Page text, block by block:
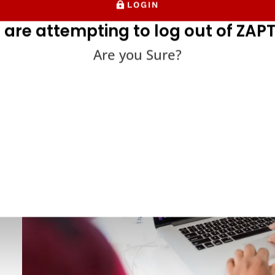
է տարբեր օպերացիոն համակարգերի,
Դինամիկ փորձարկման
LOGIN
are attempting to log out of
Are you Sure?